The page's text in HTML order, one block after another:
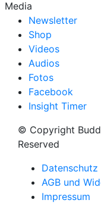
Media
Newsletter
Shop
Videos
Audios
Fotos
Facebook
Insight Timer
© Copyright
Reserved
Datenschutz
AGB und
Impressum